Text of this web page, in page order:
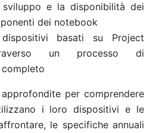
e la disponibilità dei
dei notebook
basati su Project
un processo di
per comprendere
i loro dispositivi e le
le specifiche annuali